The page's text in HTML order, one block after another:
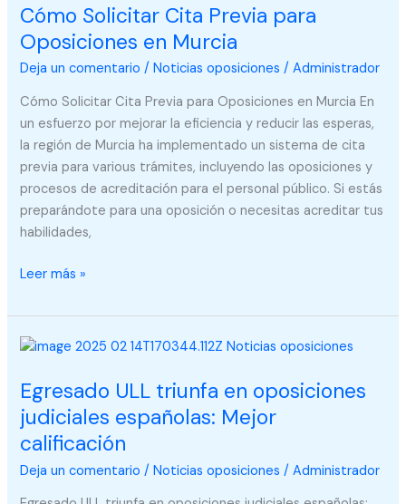
Cómo Solicitar Cita Previa para
Oposiciones en Murcia
Deja un comentario /Noticias oposiciones /Administrador
Cómo Solicitar Cita Previa para Oposiciones en Murcia En
un esfuerzo por mejorar la eficiencia y reducir las esperas,
la región de Murcia ha implementado un sistema de cita
previa para various trámites, incluyendo las oposiciones y
procesos de acreditación para el personal público. Si estás
preparándote para una oposición o necesitas acreditar tus
habilidades,
Cita
Previa
para
Oposiciones
en
Murcia
Leer más »
Egresado ULL triunfa en oposiciones
judiciales españolas: Mejor
calificación
Deja un comentario /Noticias oposiciones /Administrador
Egresado
triunfa
en
oposiciones
judiciales
españolas:
Mejor